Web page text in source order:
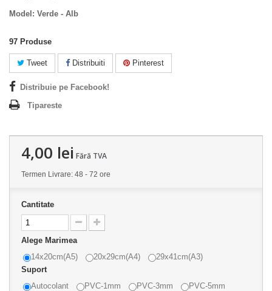
Model: Verde - Alb
97 Produse
Tweet Distribuiti Pinterest
Distribuie pe Facebook!
Tipareste
4,00 lei Fără TVA
Termen Livrare: 48 - 72 ore
Cantitate
Alege Marimea
14x20cm(A5)
20x29cm(A4)
29x41cm(A3)
Suport
Autocolant
PVC-1mm PVC-3mm
PVC-5mm